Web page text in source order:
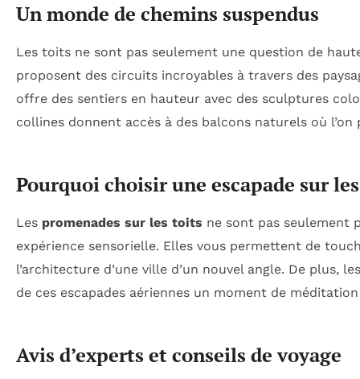
Un monde de chemins suspendus
Les toits ne sont pas seulement une question de
proposent des circuits incroyables à travers des
offre des sentiers en hauteur avec des sculptures
collines donnent accès à des balcons naturels où
Pourquoi choisir une escapade sur
Les promenades sur les toits ne sont pas seulement
expérience sensorielle. Elles vous permettent de
l’architecture d’une ville d’un nouvel angle. De
de ces escapades aériennes un moment de
Avis d’experts et conseils de voyage